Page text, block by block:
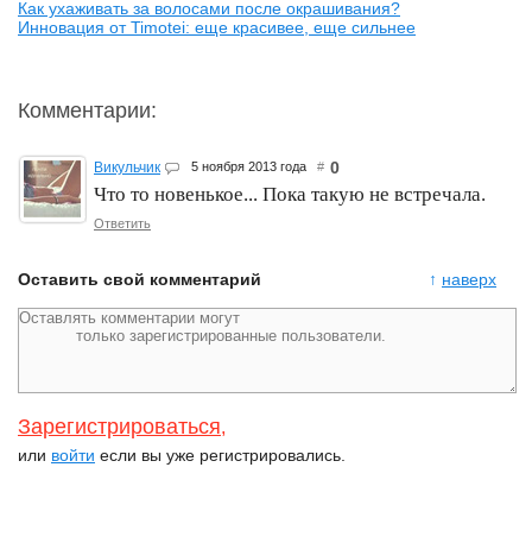
Как ухаживать за волосами после окрашивания?
Инновация от Timotei: еще красивее, еще сильнее
Комментарии:
Викульчик 5 ноября 2013 года # 0
Что то новенькое... Пока такую не встречала.
Ответить
↑ наверх
Оставить свой комментарий
Зарегистрироваться,
или войти если вы уже регистрировались.